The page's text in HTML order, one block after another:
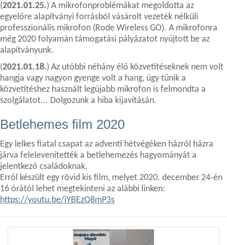
(2021.01.25.) A mikrofonproblémákat megoldotta az
egyelőre alapítványi forrásból vásárolt vezeték nélküli
professzionális mikrofon (Rode Wireless GO). A mikrofonra
még 2020 folyamán támogatási pályázatot nyújtott be az
alapítványunk.
(2021.01.18.) Az utóbbi néhány élő közvetítéseknek nem volt
hangja vagy nagyon gyenge volt a hang, úgy tűnik a
közvetítéshez használt legújabb mikrofon is felmondta a
szolgálatot... Dolgozunk a hiba kijavításán.
Betlehemes film 2020
Egy lelkes fiatal csapat az adventi hétvégéken házról házra
járva felelevenítették a betlehemezés hagyományát a
jelentkező családoknak.
Erről készült egy rövid kis film, melyet 2020. december 24-én
16 órától lehet megtekinteni az alábbi linken:
https://youtu.be/iYBEzQ8mP3s